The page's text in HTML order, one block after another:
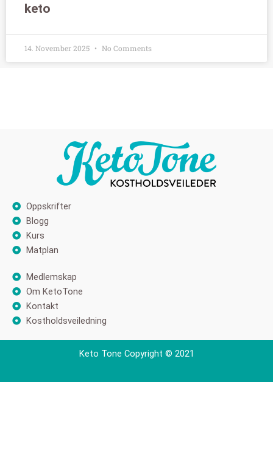
keto
14. November 2025 No Comments
Oppskrifter
Blogg
Kurs
Matplan
Medlemskap
Om KetoTone
Kontakt
Kostholdsveiledning
Keto Tone Copyright © 2021